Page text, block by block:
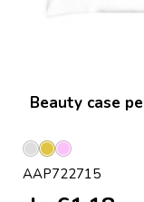
Beauty case
Argento
OroRosa
AAP722715